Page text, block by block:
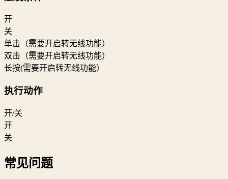
开
关
单击（需要开启转无线功能）
双击（需要开启转无线功能）
长按(需要开启转无线功能）
执行动作
开/关
开
关
常见问题